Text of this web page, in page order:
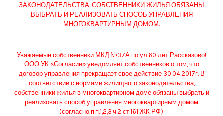
ЗАКОНОДАТЕЛЬСТВА, СОБСТВЕННИКИ ЖИЛЬЯ ОБЯЗАНЫ
ВЫБРАТЬ И РЕАЛИЗОВАТЬ СПОСОБ УПРАВЛЕНИЯ
МНОГОКВАРТИРНЫМ ДОМОМ.
Уважаемые собственники МКД №37А по ул.60 лет Рассказово!
ООО УК «Согласие» уведомляет собственников о том, что
договор управления прекращает свое действие 30.04.2017г. В
соответствии с нормами жилищного законодательства,
собственники жилья в многоквартирном доме обязаны выбрать и
реализовать способ управления многоквартирным домом
(согласно п.п.1,2,3 ч.2 ст.161 ЖК РФ).